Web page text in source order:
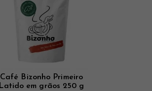
Café Bizonho Primeiro
Latido em grãos 250 g